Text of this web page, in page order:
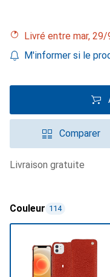
Livré entre mar,
M'informer si le
Comparer
livraison gratuite
Couleur 114